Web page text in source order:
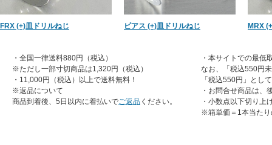
FRX (+)皿ドリルねじ ピアス (+)皿ドリルねじ MRX
・全国一律送料880円（税込）
※ただし一部寸切商品は1,320円（税込）
・11,000円（税込）以上で送料無料！
※返品について
商品到着後、5日以内に着払いでご返品 ください。
・本サイトでの最低
なお、「税込550円
「税込550円」とし
・お問合せ商品は、
・小数点以下切り上
※箱単価＝1本当たり